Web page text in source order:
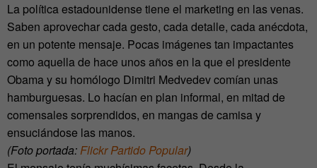
La política estadounidense tiene el marketing en las venas.
Saben aprovechar cada gesto, cada detalle, cada anécdota,
en un potente mensaje. Pocas imágenes tan impactantes
como aquella de hace unos años en la que el presidente
Obama y su homólogo Dimitri Medvedev comían unas
hamburguesas. Lo hacían en plan informal, en mitad de
comensales sorprendidos, en mangas de camisa y
ensuciándose las manos.
(Foto portada:Flickr Partido Popular)